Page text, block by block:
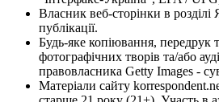
Власник веб-сторінки в
публікації.
Будь-яке копіювання, передрук
фотографічних творів та/або
правовласника Getty Images -
Матеріали сайту